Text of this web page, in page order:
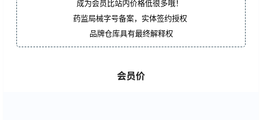
成为会员比站内价格低很多哦！
药监局械字号备案，实体签约授权
品牌仓库具有最终解释权
会员价